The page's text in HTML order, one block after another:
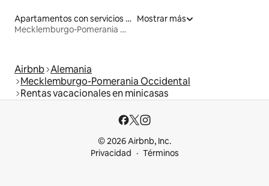
Apartamentos con servicios incluidos vacacionales
Mecklemburgo-Pomerania Occidental
Mostrar más
Airbnb Alemania
Mecklemburgo-Pomerania Occidental
Rentas vacacionales en minicasas
© 2026 Airbnb, Inc.
Privacidad
Términos